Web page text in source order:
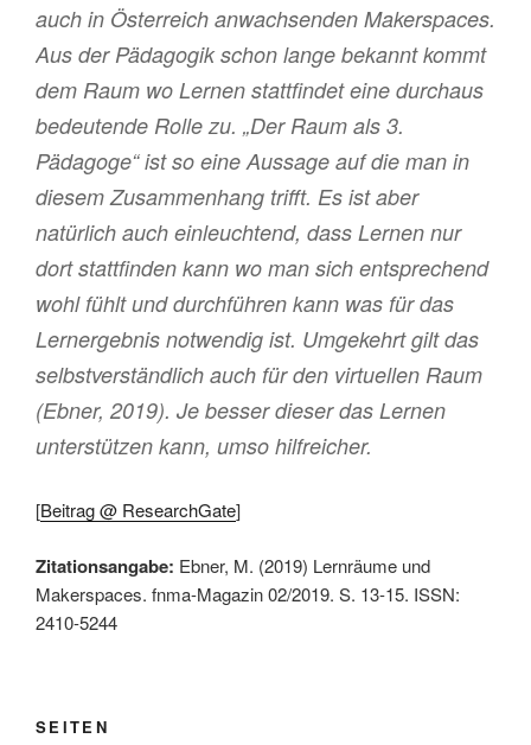
auch in Österreich anwachsenden Makerspaces.
Aus der Pädagogik schon lange bekannt kommt
dem Raum wo Lernen stattfindet eine durchaus
bedeutende Rolle zu. „Der Raum als 3.
Pädagoge“ ist so eine Aussage auf die man in
diesem Zusammenhang trifft. Es ist aber
natürlich auch einleuchtend, dass Lernen nur
dort stattfinden kann wo man sich entsprechend
wohl fühlt und durchführen kann was für das
Lernergebnis notwendig ist. Umgekehrt gilt das
selbstverständlich auch für den virtuellen Raum
(Ebner, 2019). Je besser dieser das Lernen
unterstützen kann, umso hilfreicher.
[Beitrag @ ResearchGate]
Zitationsangabe: Ebner, M. (2019) Lernräume und
Makerspaces. fnma-Magazin 02/2019. S. 13-15. ISSN:
2410-5244
SEITEN